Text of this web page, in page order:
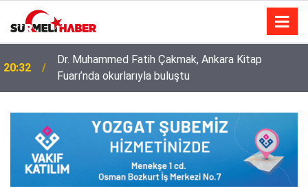
14:52
Diyanet İşleri Başkanlığı ile Türkiye Diyanet Vakfı
milyonları sevindirdi